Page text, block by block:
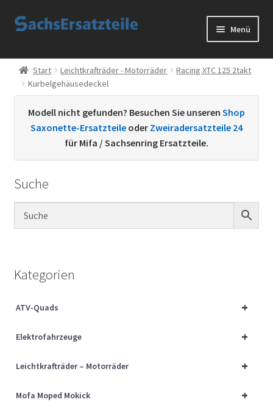
Zur
Zum
Menü
Start
AGB
Datenschutzerklärung
Kontakt
Sachs Ersatzteile
Über uns
Start Leichtkrafträder - Motorräder
Racing XTC 125 2takt
Kurbelgehäusedeckel
Modell nicht gefunden? Besuchen Sie unseren Shop
Saxonette-Ersatzteile oder Zweiradersatzteile 24
für Mifa / Sachsenring Ersatzteile.
Suche
Kategorien
+
ATV-Quads
+
Elektrofahrzeuge
+
Leichtkrafträder – Motorräder
+
Mofa Moped Mokick